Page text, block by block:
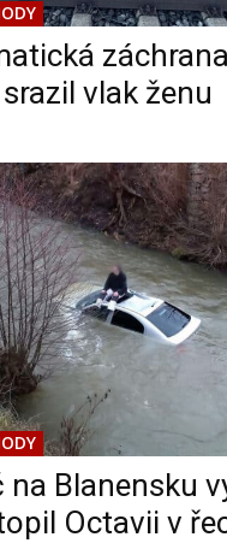
vlak ženu
na Blanensku
Octavii v